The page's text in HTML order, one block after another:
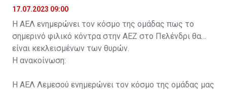
17.07.2023 09:00
Η ΑΕΛ ενημερώνει τον κόσμο της ομάδας πως το
σημερινό φιλικό κόντρα στην ΑΕΖ στο Πελένδρι θα
είναι κεκλεισμένων των θυρών.
Η ανακοίνωση:
Η ΑΕΛ Λεμεσού ενημερώνει τον κόσμο της ομάδας μας